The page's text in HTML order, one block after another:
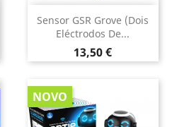
Sensor GSR Grove (dois
Eléctrodos De...
Preço
13,50 €
NOVO